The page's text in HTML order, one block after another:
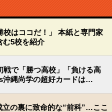
校はココだ！」 本紙と専門家
む5校を紹介
戦で「勝つ高校」「負ける高
沖縄尚学の超好カードは…
立の裏に致命的な“前科”…ここ